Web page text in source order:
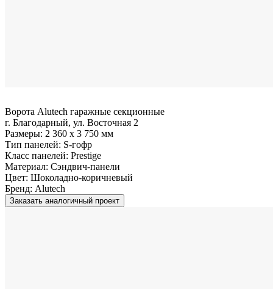
Ворота Alutech гаражные секционные
г. Благодарный, ул. Восточная 2
Размеры: 2 360 x 3 750 мм
Тип панелей: S-гофр
Класс панелей: Prestige
Материал: Сэндвич-панели
Цвет: Шоколадно-коричневый
Бренд: Alutech
Заказать аналогичный проект